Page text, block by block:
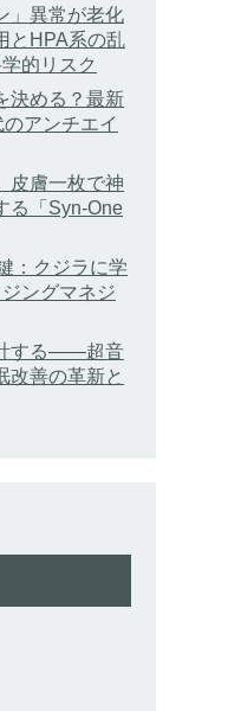
」異常が老化
とHPA系の乱
的リスク
決める？最新
アンチエイ
皮膚一枚で神
る「Syn-One
：クジラに学
ングマネジ
する——超音
改善の革新と